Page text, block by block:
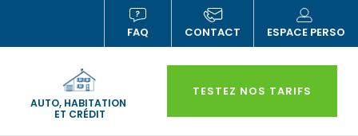
FAQ (NOUVELLE
FENÊTRE)
CONTACT ESPACE PERSO
AUTO, HABITATION
ET CRÉDIT
TESTEZ NOS TARIFS